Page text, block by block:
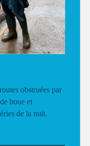
obstruées par
boue et
de la nuit.